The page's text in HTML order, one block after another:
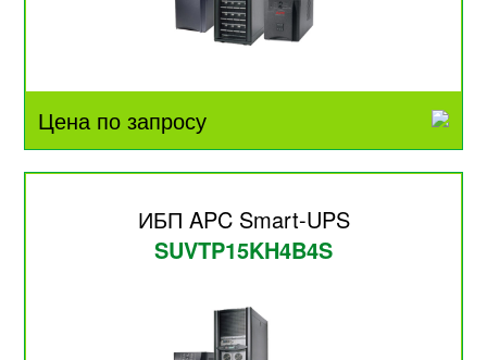
Цена по запросу
ИБП APC Smart-UPS
SUVTP15KH4B4S